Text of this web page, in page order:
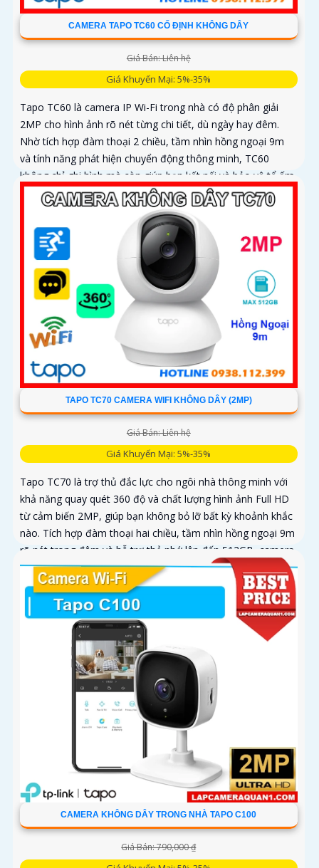
CAMERA TAPO TC60 CỐ ĐỊNH KHÔNG DÂY
Giá Bán: Liên hệ
Giá Khuyến Mại: 5%-35%
Tapo TC60 là camera IP Wi-Fi trong nhà có độ phân giải
2MP cho hình ảnh rõ nét từng chi tiết, dù ngày hay đêm.
Nhờ tích hợp đàm thoại 2 chiều, tầm nhìn hồng ngoại 9m
và tính năng phát hiện chuyển động thông minh, TC60
không chỉ ghi hình mà còn giúp bạn kết nối và bảo vệ tổ ấm
từ xa
TAPO TC70 CAMERA WIFI KHÔNG DÂY (2MP)
Giá Bán: Liên hệ
Giá Khuyến Mại: 5%-35%
Tapo TC70 là trợ thủ đắc lực cho ngôi nhà thông minh với
khả năng quay quét 360 độ và chất lượng hình ảnh Full HD
từ cảm biến 2MP, giúp bạn không bỏ lỡ bất kỳ khoảnh khắc
nào. Tích hợp đàm thoại hai chiều, tầm nhìn hồng ngoại 9m
rõ nét trong đêm và hỗ trợ thẻ nhớ lên đến 512GB, camera
lưu giữ mọi diễn biến quan trọng và tính năng phát hiện
chuyển động thông minh và gửi cảnh báo
CAMERA KHÔNG DÂY TRONG NHÀ TAPO C100
Giá Bán: 790,000 ₫